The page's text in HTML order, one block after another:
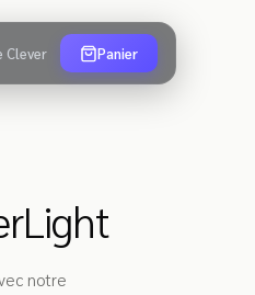
Clever Panier
notre